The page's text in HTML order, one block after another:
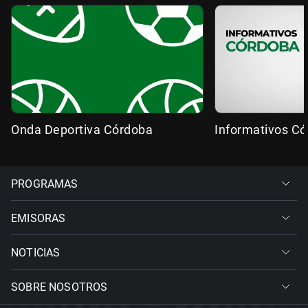
Onda Deportiva Córdoba Informativos
PROGRAMAS
EMISORAS
NOTICIAS
SOBRE NOSOTROS